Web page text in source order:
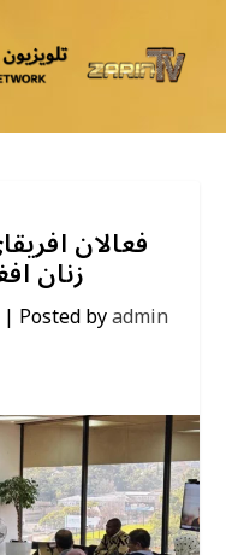
فعالان
زنان
Posted byadmin
|